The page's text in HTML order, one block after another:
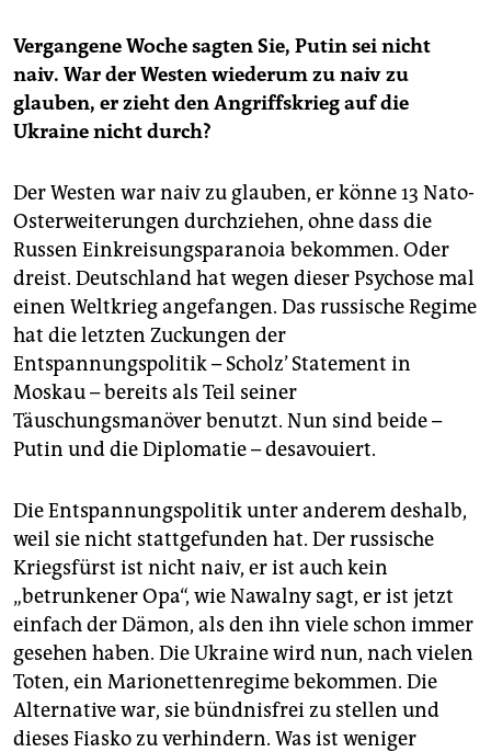
Vergangene Woche sagten Sie, Putin sei nicht
naiv. War der Westen wiederum zu naiv zu
glauben, er zieht den Angriffskrieg auf die
Ukraine nicht durch?
Der Westen war naiv zu glauben, er könne 13 Nato-
Osterweiterungen durchziehen, ohne dass die
Russen Einkreisungsparanoia bekommen. Oder
dreist. Deutschland hat wegen dieser Psychose mal
einen Weltkrieg angefangen. Das russische Regime
hat die letzten Zuckungen der
Entspannungspolitik – Scholz’ Statement in
Moskau – bereits als Teil seiner
Täuschungsmanöver benutzt. Nun sind beide –
Putin und die Diplomatie – desavouiert.
Die Entspannungspolitik unter anderem deshalb,
weil sie nicht stattgefunden hat. Der russische
Kriegsfürst ist nicht naiv, er ist auch kein
„betrunkener Opa“, wie Nawalny sagt, er ist jetzt
einfach der Dämon, als den ihn viele schon immer
gesehen haben. Die Ukraine wird nun, nach vielen
Toten, ein Marionettenregime bekommen. Die
Alternative war, sie bündnisfrei zu stellen und
dieses Fiasko zu verhindern. Was ist weniger